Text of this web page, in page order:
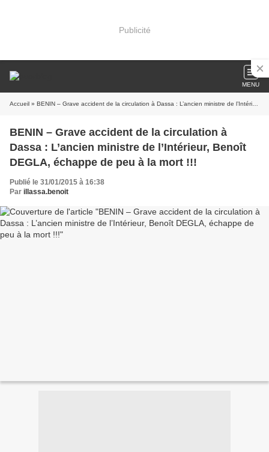
Publicité
MENU
Accueil » BENIN – Grave accident de la circulation à Dassa : L’ancien ministre de l’Intérieur, Benoît DEGLA, échappe de peu à la mort !!!
BENIN – Grave accident de la circulation à
Dassa : L’ancien ministre de l’Intérieur, Benoît
DEGLA, échappe de peu à la mort !!!
Publié le 31/01/2015 à 16:38
Par illassa.benoit